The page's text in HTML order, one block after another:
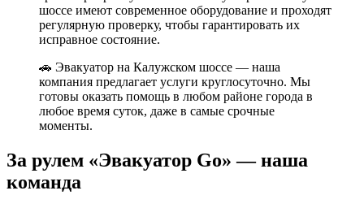
шоссе имеют современное оборудование и проходят
регулярную проверку, чтобы гарантировать их
исправное состояние.
🚗 Эвакуатор на Калужском шоссе — наша
компания предлагает услуги круглосуточно. Мы
готовы оказать помощь в любом районе города в
любое время суток, даже в самые срочные
моменты.
За рулем «Эвакуатор Go» — наша
команда